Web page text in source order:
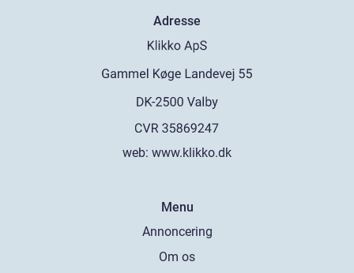
Adresse
web: www.klikko.dk
Menu
Annoncering
Om os